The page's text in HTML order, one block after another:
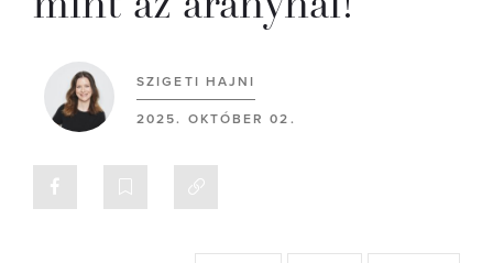
SZIGETI HAJNI
2025. OKTÓBER 02.